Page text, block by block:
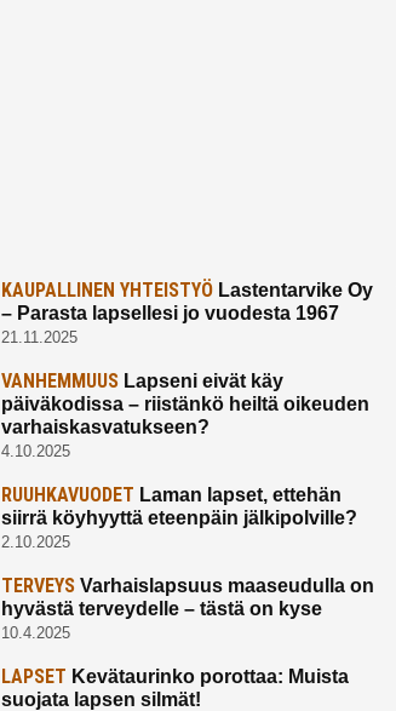
KAUPALLINEN YHTEISTYÖLastentarvike Oy
– Parasta lapsellesi jo vuodesta 1967
21.11.2025
VANHEMMUUSLapseni eivät käy
päiväkodissa – riistänkö heiltä oikeuden
varhaiskasvatukseen?
4.10.2025
RUUHKAVUODET Laman lapset, ettehän
siirrä köyhyyttä eteenpäin jälkipolville?
2.10.2025
TERVEYSVarhaislapsuus maaseudulla on
hyvästä terveydelle – tästä on kyse
10.4.2025
LAPSET Kevätaurinko porottaa: Muista
suojata lapsen silmät!